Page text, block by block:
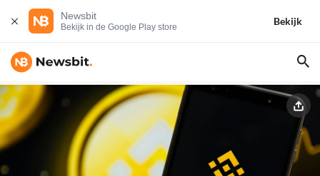
Newsbit
Bekijk in de Google Play store
Bekijk